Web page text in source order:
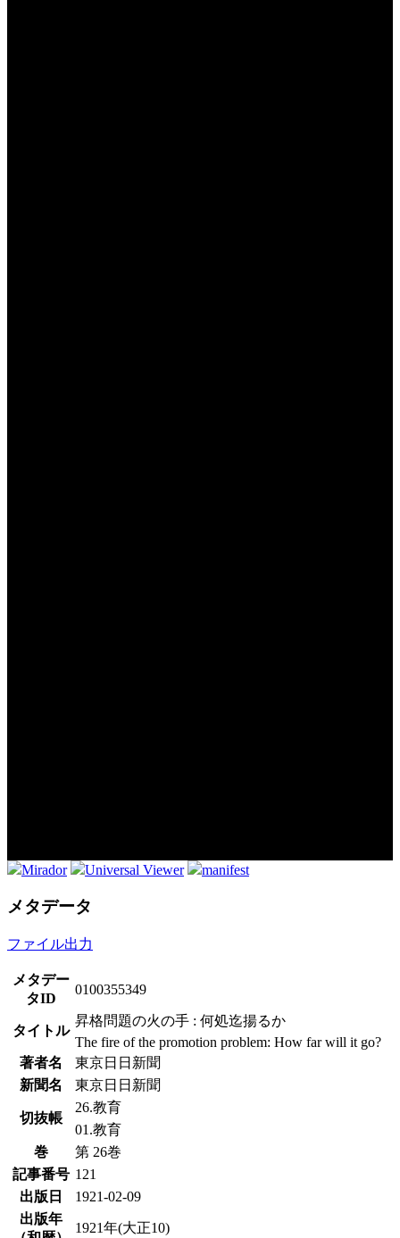
Mirador Universal Viewer manifest
メタデータ
ファイル出力
メタデー
タID
0100355349
タイトル
昇格問題の火の手 : 何処迄揚るか
The fire of the promotion problem: How far will it go?
著者名
東京日日新聞
新聞名
東京日日新聞
切抜帳
26.教育
01.教育
巻
第 26巻
記事番号 121
出版日
1921-02-09
出版年
1921年(大正10)